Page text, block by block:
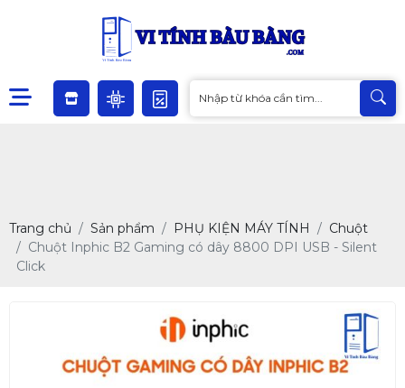
Trang chủ Sản phẩm PHỤ KIỆN MÁY TÍNH
Chuột
Chuột Inphic B2 Gaming có dây 8800 DPI USB - Silent
Click